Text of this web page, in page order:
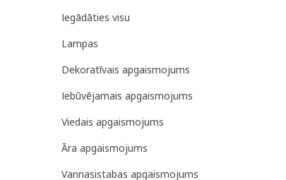
Iegādāties visu
Lampas
Dekoratīvais apgaismojums
Iebūvējamais apgaismojums
Viedais apgaismojums
Āra apgaismojums
Vannasistabas apgaismojums